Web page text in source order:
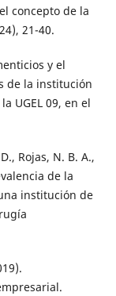
concepto de la
21-40.
y el
de la institución
UGEL 09, en el
Rojas, N. B. A.,
de la
institución de